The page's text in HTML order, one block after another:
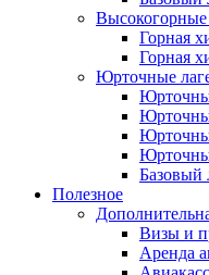
Горная
Горная
Юрточные
Базовый
Полезное
Визы и
Аренда